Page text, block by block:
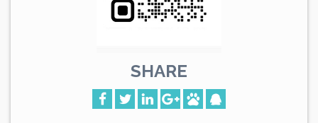
SHARE